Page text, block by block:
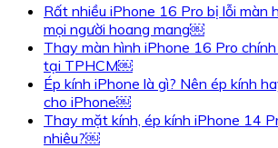
Rất nhiều iPhone 16 Pro bị lỗi màn
mọi người hoang mang￼
Thay màn hình iPhone 16 Pro
tại TPHCM￼
Ép kính iPhone là gì? Nên ép kính
cho iPhone￼
Thay mặt kính, ép kính iPhone 14
nhiêu?￼